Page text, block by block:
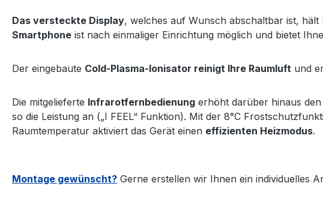
Das versteckte Display, welches auf Wunsch abschaltbar ist,
Smartphone ist nach einmaliger Einrichtung möglich und bietet
Der eingebaute Cold-Plasma-Ionisator reinigt Ihre Raumluft und
Die mitgelieferte Infrarotfernbedienung erhöht darüber hinaus
so die Leistung an („I FEEL“ Funktion). Mit der 8°C
Raumtemperatur aktiviert das Gerät einen effizienten Heizmodus.
Montage gewünscht? Gerne erstellen wir Ihnen ein individuelles